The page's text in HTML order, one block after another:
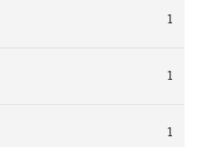
1
1
1